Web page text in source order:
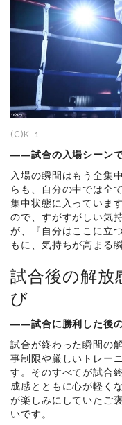
(C)K-1
――試合の入場シーンで
入場の瞬間はもう全集
らも、自分の中では全
集中状態に入っていま
ので、すがすがしい気
が、『自分はここに立
もに、気持ちが高まる
試合後の解
び
――試合に勝利した後の
試合が終わった瞬間の
事制限や厳しいトレー
す。そのすべてが試合
成感とともに心が軽く
が楽しみにしていたご
いです。